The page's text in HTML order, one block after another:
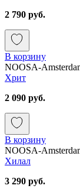
2 790 руб.
В корзину
NOOSA-
Хрит
2 090 руб.
В корзину
NOOSA-
Хилал
3 290 руб.